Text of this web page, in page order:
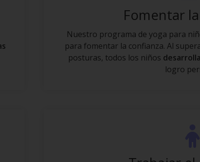
Fomentar
Nuestro programa de yoga para
para fomentar la confianza. Al
posturas, todos los niños
logro